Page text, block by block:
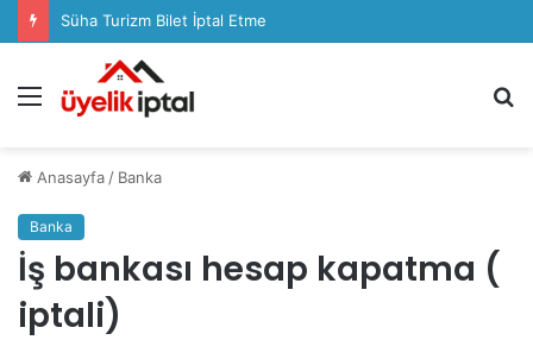
Sözcü Plus Üyelik İptali Nasıl Yapılır
Menü
Anasayfa / Banka
Banka
İş bankası hesap kapatma (
iptali)